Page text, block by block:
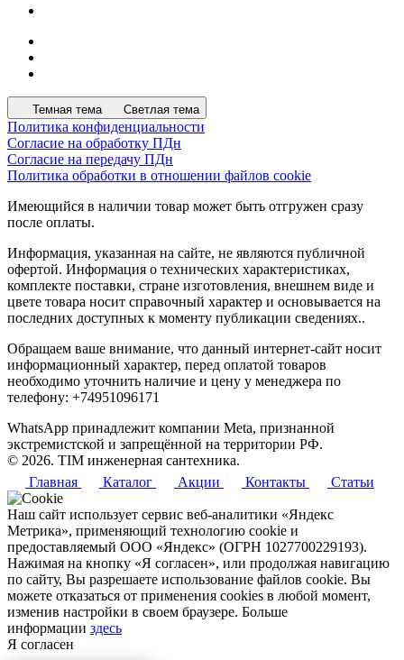
Темная тема Светлая тема
Политика конфиденциальности
Согласие на обработку ПДн
Согласие на передачу ПДн
Политика обработки в отношении файлов cookie
Имеющийся в наличии товар может быть отгружен сразу
после оплаты.
Информация, указанная на сайте, не являются публичной
офертой. Информация о технических характеристиках,
комплекте поставки, стране изготовления, внешнем виде и
цвете товара носит справочный характер и основывается на
последних доступных к моменту публикации сведениях..
Обращаем ваше внимание, что данный интернет-сайт носит
информационный характер, перед оплатой товаров
необходимо уточнить наличие и цену у менеджера по
телефону: +74951096171
WhatsApp принадлежит компании Meta, признанной
экстремистской и запрещённой на территории РФ.
© 2026. TIM инженерная сантехника.
Главная
Каталог Акции Контакты Статьи
Наш сайт использует сервис веб-аналитики «Яндекс
Метрика», применяющий технологию cookie и
предоставляемый ООО «Яндекс» (ОГРН 1027700229193).
Нажимая на кнопку «Я согласен», или продолжая навигацию
по сайту, Вы разрешаете использование файлов cookie. Вы
можете отказаться от применения cookies в любой момент,
изменив настройки в своем браузере. Больше
информации здесь
Я согласен